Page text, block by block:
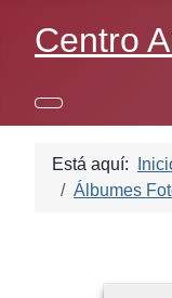
Centro
Está aquí:
Álbumes